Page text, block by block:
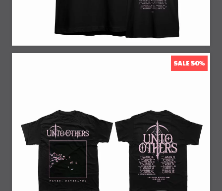
SALE 50%
50% Off